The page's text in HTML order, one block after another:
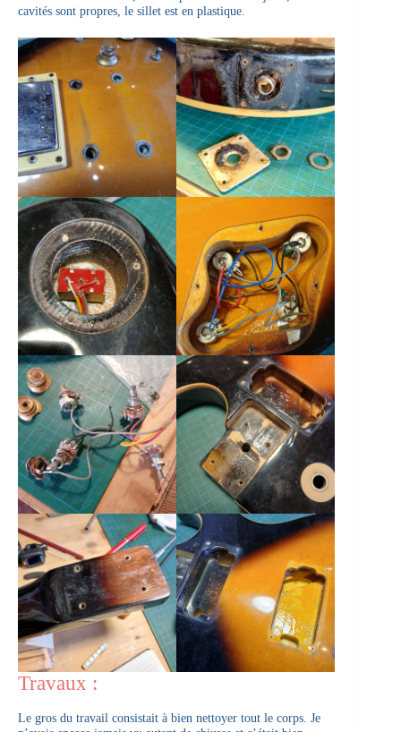
cavités sont propres, le sillet est en plastique.
Travaux :
Le gros du travail consistait à bien nettoyer tout le corps. Je